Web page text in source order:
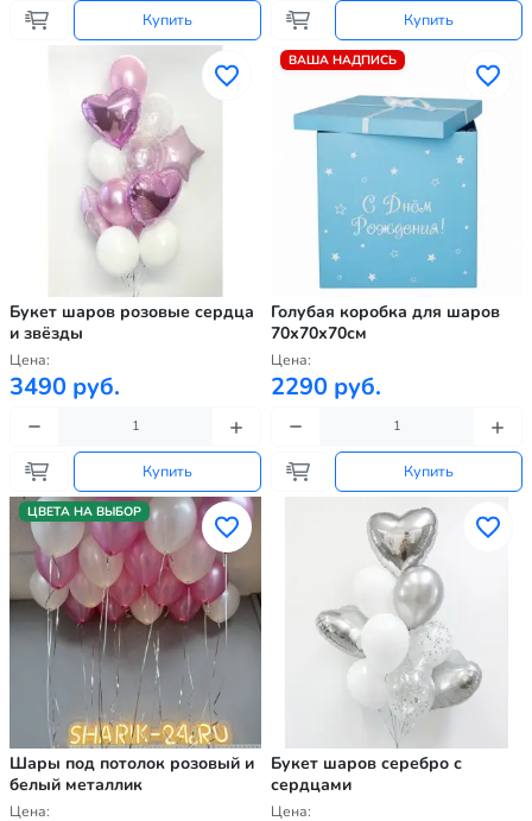
Купить Купить
Букет шаров розовые сердца
и звёзды
Цена:
3490 руб.
Купить
ВАША НАДПИСЬ
Голубая коробка для шаров
70х70х70см
Цена:
2290 руб.
Купить
ЦВЕТА НА ВЫБОР
Шары под потолок розовый и
белый металлик
Цена:
Букет шаров серебро с
сердцами
Цена: